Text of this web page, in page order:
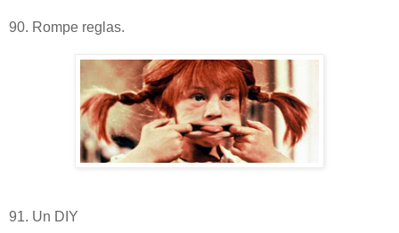
90. Rompe reglas.
91. Un DIY